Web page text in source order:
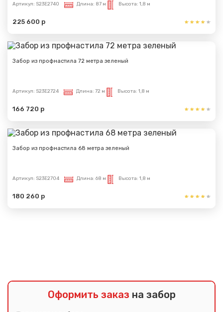
Артикул: S23E2740 Длина: 87 м Высота: 1,8 м
225 600 р
Забор из профнастила 72 метра зеленый
Артикул: S23E2724 Длина: 72 м Высота: 1,8 м
166 720 р
Забор из профнастила 68 метра зеленый
Артикул: S23E2704 Длина: 68 м Высота: 1,8 м
180 260 р
Оформить заказ на забор